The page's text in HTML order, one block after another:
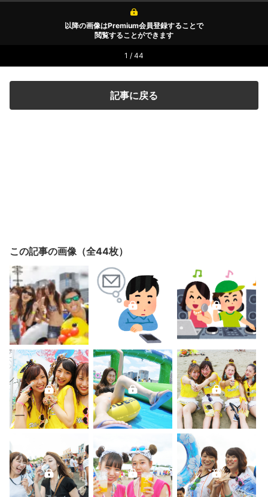
以降の画像はPremium会員登録することで
閲覧することができます
1 / 44
記事に戻る
この記事の画像（全44枚）